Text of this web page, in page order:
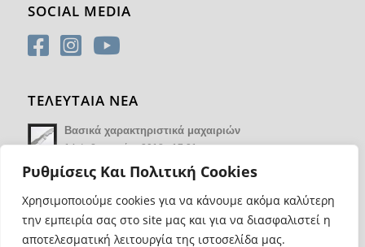
Ρυθμίσεις Και Πολιτική Cookies
Χρησιμοποιούμε cookies για να κάνουμε ακόμα καλύτερη
την εμπειρία σας στο site μας και για να διασφαλιστεί η
αποτελεσματική λειτουργία της ιστοσελίδα μας.
SOCIAL MEDIA
ΤΕΛΕΥΤΑΙΑ ΝΕΑ
Βασικά χαρακτηριστικά μαχαιριών
14 Φεβρουαρίου 2018 - 17:21